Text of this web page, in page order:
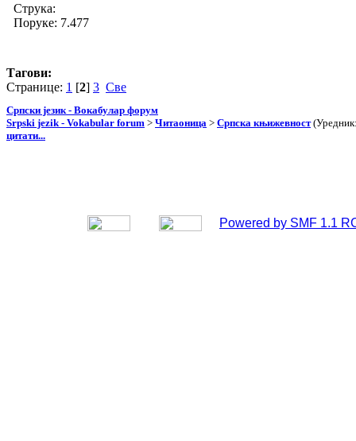
Струка:
Поруке: 7.477
Тагови:
Странице: 1 [2] 3 Све
Српски језик - Вокабулар форум
Srpski jezik - Vokabular forum > Читаоница > Српска књижевност
цитати...
Powered by SMF 1.1